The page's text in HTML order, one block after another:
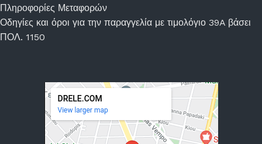
Πληροφορίες Μεταφορών
Οδηγίες και όροι για την παραγγελία με τιμολόγιο 39A βάσει
ΠΟΛ. 1150